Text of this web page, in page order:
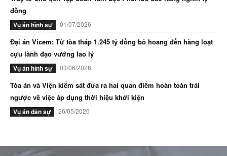
đồng
Vụ án hình sự 01/07/2026
Đại án Vicem: Từ tòa tháp 1.245 tỷ đồng bỏ hoang đến hàng loạt
cựu lãnh đạo vướng lao lý
Vụ án hình sự 03/06/2026
Tòa án và Viện kiểm sát đưa ra hai quan điểm hoàn toàn trái
ngược về việc áp dụng thời hiệu khởi kiện
Vụ án dân sự 26/05/2026